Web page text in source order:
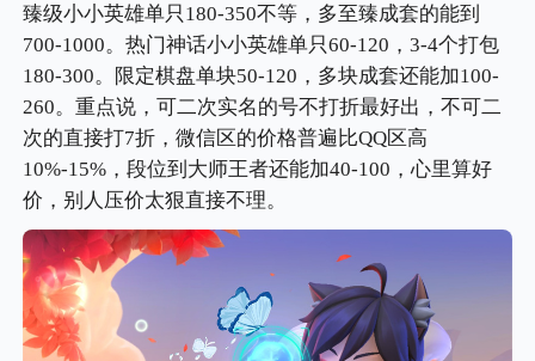
臻级小小英雄单只180-350不等，多至臻成套的能到
700-1000。热门神话小小英雄单只60-120，3-4个打包
180-300。限定棋盘单块50-120，多块成套还能加100-
260。重点说，可二次实名的号不打折最好出，不可二
次的直接打7折，微信区的价格普遍比QQ区高
10%-15%，段位到大师王者还能加40-100，心里算好
价，别人压价太狠直接不理。